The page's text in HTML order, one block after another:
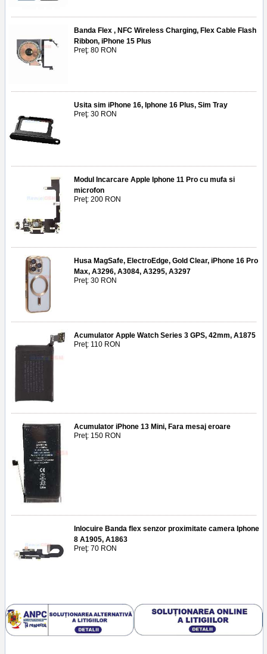
Banda Flex , NFC Wireless Charging, Flex Cable Flash
Ribbon, iPhone 15 Plus
Preţ: 80 RON
Usita sim iPhone 16, Iphone 16 Plus, Sim Tray
Preţ: 30 RON
Modul Incarcare Apple Iphone 11 Pro cu mufa si
microfon
Preţ: 200 RON
Husa MagSafe, ElectroEdge, Gold Clear, iPhone 16 Pro
Max, A3296, A3084, A3295, A3297
Preţ: 30 RON
Acumulator Apple Watch Series 3 GPS, 42mm, A1875
Preţ: 110 RON
Acumulator iPhone 13 Mini, Fara mesaj eroare
Preţ: 150 RON
Inlocuire Banda flex senzor proximitate camera Iphone
8 A1905, A1863
Preţ: 70 RON